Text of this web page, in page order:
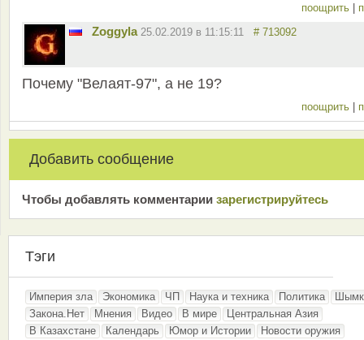
поощрить |
Zoggyla 25.02.2019 в 11:15:11 # 713092
Почему "Велаят-97", а не 19?
поощрить |
Добавить сообщение
Чтобы добавлять комментарии зарeгиcтрирyйтeсь
Тэги
Империя зла Экономика ЧП Наука и техника Политика
Закона.Нет
Мнения Видео В мире
Центральная Азия
В Казахстане
Календарь Юмор и Истории
Новости оружия